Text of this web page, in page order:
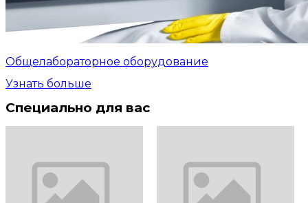
Общелабораторное оборудование
Узнать больше
Специально для вас